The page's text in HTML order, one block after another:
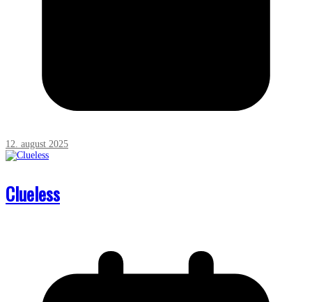
12. august 2025
Clueless